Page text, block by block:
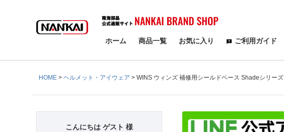
検索
ホーム 商品一覧 お気に入り ご利用ガイド
HOME ヘルメット・アイウェア WINS ウィンズ 補修用シールドベース Shadeシリーズ
こんにちは ゲスト 様